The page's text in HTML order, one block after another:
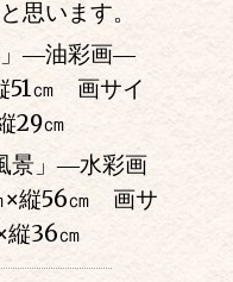
思います。
」―油彩画―
51㎝ 画サイ
29㎝
景」―水彩画
×縦56㎝ 画サ
縦36㎝